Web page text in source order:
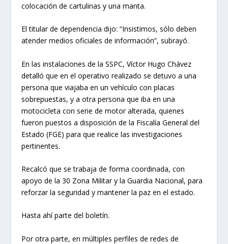
colocación de cartulinas y una manta.
El titular de dependencia dijo: “Insistimos, sólo deben
atender medios oficiales de información”, subrayó.
En las instalaciones de la SSPC, Víctor Hugo Chávez
detalló que en el operativo realizado se detuvo a una
persona que viajaba en un vehículo con placas
sobrepuestas, y a otra persona que iba en una
motocicleta con serie de motor alterada, quienes
fueron puestos a disposición de la Fiscalía General del
Estado (FGE) para que realice las investigaciones
pertinentes.
Recalcó que se trabaja de forma coordinada, con
apoyo de la 30 Zona Militar y la Guardia Nacional, para
reforzar la seguridad y mantener la paz en el estado.
Hasta ahí parte del boletín.
Por otra parte, en múltiples perfiles de redes de